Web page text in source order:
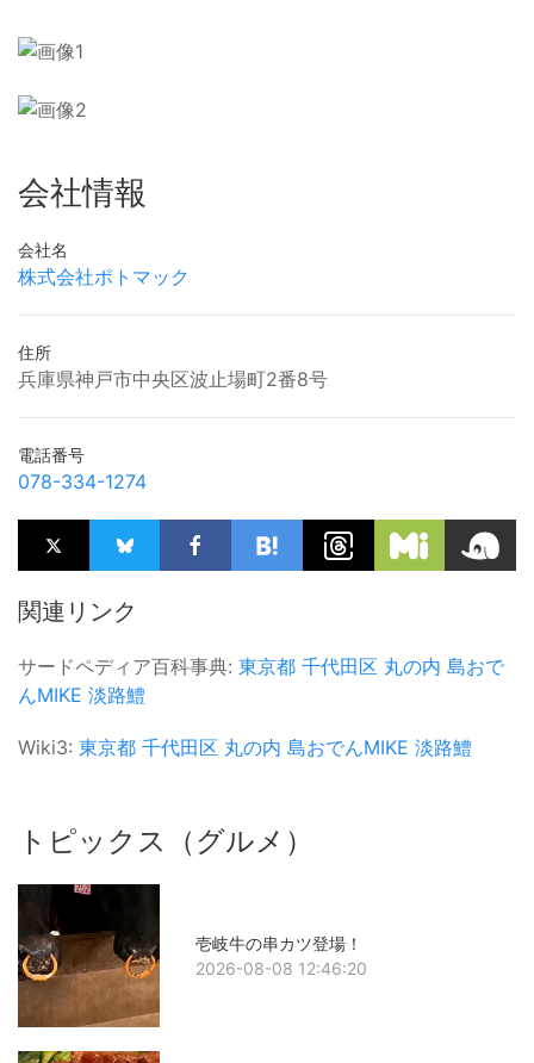
会社情報
会社名
株式会社ポトマック
住所
兵庫県神戸市中央区波止場町2番8号
電話番号
078-334-1274
関連リンク
サードペディア百科事典: 東京都 千代田区 丸の内 島おで
んMIKE 淡路鱧
Wiki3: 東京都 千代田区 丸の内 島おでんMIKE 淡路鱧
トピックス（グルメ）
壱岐牛の串カツ登場！
2026-08-08 12:46:20